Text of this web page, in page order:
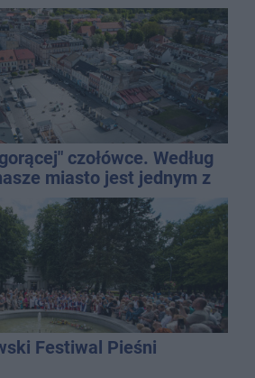
czołówce. Według
miasto jest jednym z
na upały
Festiwal Pieśni